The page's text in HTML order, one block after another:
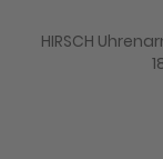
HIRSCH